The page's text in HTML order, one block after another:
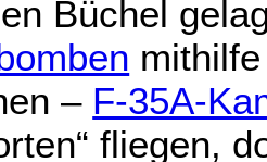
Büchel
– F-35A-
fliegen,